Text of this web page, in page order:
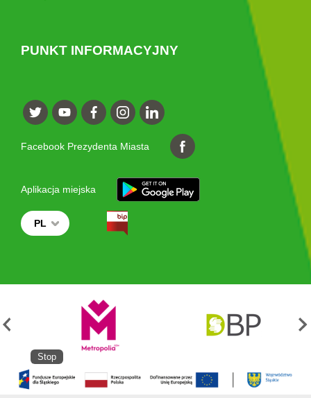
PUNKT INFORMACYJNY
Facebook Prezydenta Miasta
Aplikacja miejska
PL
Stop